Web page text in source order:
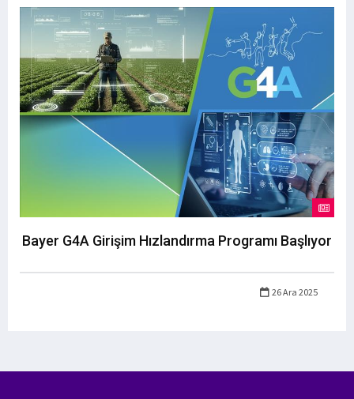
Bayer G4A Girişim Hızlandırma Programı Başlıyor
26 Ara 2025